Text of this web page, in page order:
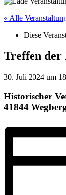
« Alle
Diese
Treffen der
30. Juli 2024 um
Historischer
41844